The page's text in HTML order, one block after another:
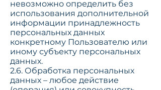
невозможно определить без
использования дополнительной
информации принадлежность
персональных данных
конкретному Пользователю или
иному субъекту персональных
данных.
2.6. Обработка персональных
данных – любое действие